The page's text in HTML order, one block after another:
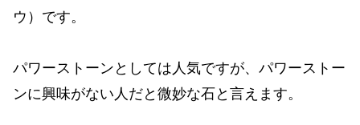
ウ）です。
パワーストーンとしては人気ですが、パワーストー
ンに興味がない人だと微妙な石と言えます。